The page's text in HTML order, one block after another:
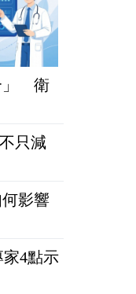
」 衛
只減
影響
4點示